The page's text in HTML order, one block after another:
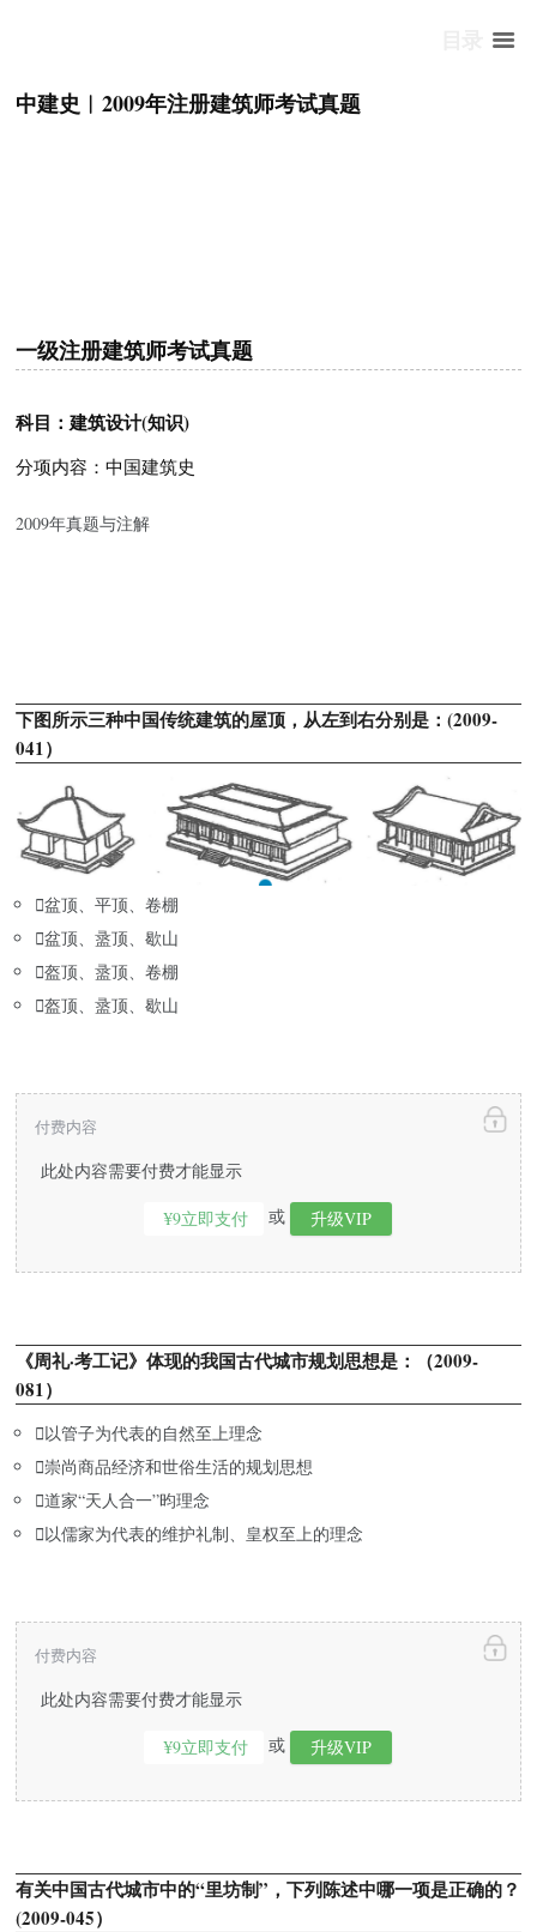
中建史︱2009年注册建筑师考试真题
一级注册建筑师考试真题
科目：建筑设计(知识)
分项内容：中国建筑史
2009年真题与注解
下图所示三种中国传统建筑的屋顶，从左到右分别是：(2009-
041）
盆顶、平顶、卷棚
盆顶、盝顶、歇山
盔顶、盝顶、卷棚
盔顶、盝顶、歇山
此处内容需要付费才能显示
¥9立即支付 或 升级VIP
付费内容
《周礼·考工记》体现的我国古代城市规划思想是：（2009-
081）
以管子为代表的自然至上理念
崇尚商品经济和世俗生活的规划思想
道家“天人合一”昀理念
以儒家为代表的维护礼制、皇权至上的理念
此处内容需要付费才能显示
¥9立即支付 或 升级VIP
付费内容
有关中国古代城市中的“里坊制”，下列陈述中哪一项是正确的？
(2009-045）